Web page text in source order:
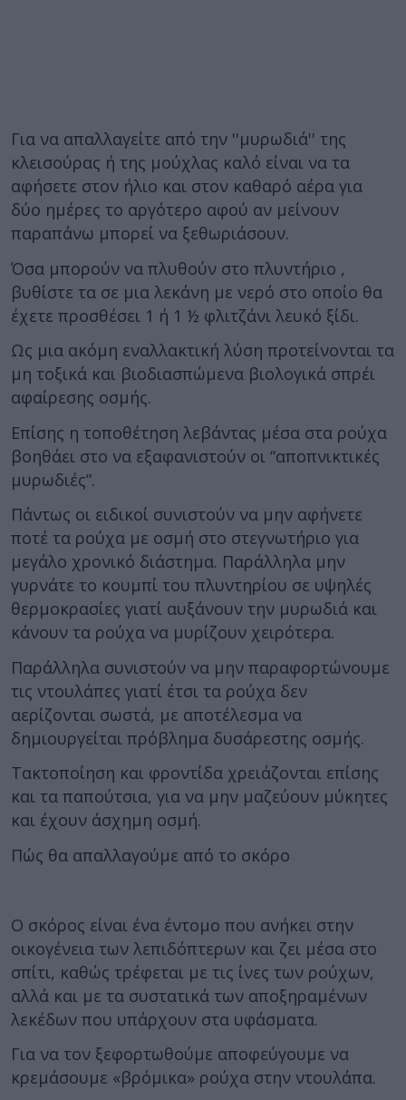
Για να απαλλαγείτε από την ''μυρωδιά'' της
κλεισούρας ή της μούχλας καλό είναι να τα
αφήσετε στον ήλιο και στον καθαρό αέρα για
δύο ημέρες το αργότερο αφού αν μείνουν
παραπάνω μπορεί να ξεθωριάσουν.
Όσα μπορούν να πλυθούν στο πλυντήριο ,
βυθίστε τα σε μια λεκάνη με νερό στο οποίο θα
έχετε προσθέσει 1 ή 1 ½ φλιτζάνι λευκό ξίδι.
Ως μια ακόμη εναλλακτική λύση προτείνονται τα
μη τοξικά και βιοδιασπώμενα βιολογικά σπρέι
αφαίρεσης οσμής.
Επίσης η τοποθέτηση λεβάντας μέσα στα ρούχα
βοηθάει στο να εξαφανιστούν οι “αποπνικτικές
μυρωδιές”.
Πάντως οι ειδικοί συνιστούν να μην αφήνετε
ποτέ τα ρούχα με οσμή στο στεγνωτήριο για
μεγάλο χρονικό διάστημα. Παράλληλα μην
γυρνάτε το κουμπί του πλυντηρίου σε υψηλές
θερμοκρασίες γιατί αυξάνουν την μυρωδιά και
κάνουν τα ρούχα να μυρίζουν χειρότερα.
Παράλληλα συνιστούν να μην παραφορτώνουμε
τις ντουλάπες γιατί έτσι τα ρούχα δεν
αερίζονται σωστά, με αποτέλεσμα να
δημιουργείται πρόβλημα δυσάρεστης οσμής.
Τακτοποίηση και φροντίδα χρειάζονται επίσης
και τα παπούτσια, για να μην μαζεύουν μύκητες
και έχουν άσχημη οσμή.
Πώς θα απαλλαγούμε από το σκόρο
Ο σκόρος είναι ένα έντομο που ανήκει στην
οικογένεια των λεπιδόπτερων και ζει μέσα στο
σπίτι, καθώς τρέφεται με τις ίνες των ρούχων,
αλλά και με τα συστατικά των αποξηραμένων
λεκέδων που υπάρχουν στα υφάσματα.
Για να τον ξεφορτωθούμε αποφεύγουμε να
κρεμάσουμε «βρόμικα» ρούχα στην ντουλάπα.